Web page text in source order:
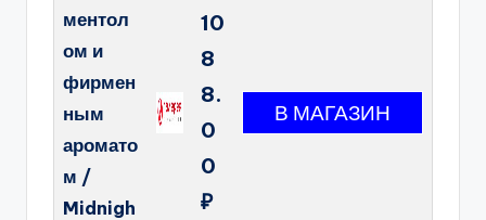
ментол
ом и
фирмен
ным
аромато
м /
Midnigh
10
8
8.
0
0
₽